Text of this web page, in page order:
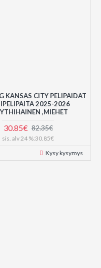
KANSAS CITY PELIPAIDAT
2025-2026
,MIEHET
30.85€ 82.35€
sis. alv 24 %:30.85€
Kysy kysymys